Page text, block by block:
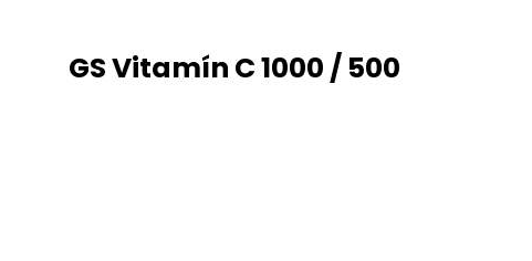
GS Vitamín C 1000 / 500